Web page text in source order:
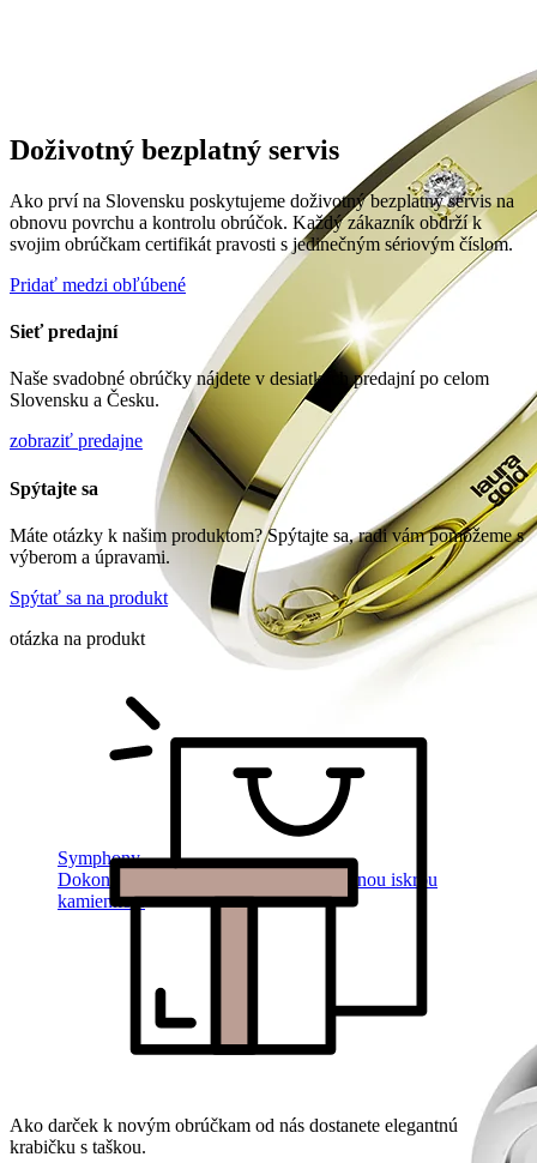
Symphony
Dokonalý lesk tradičného zlata s decentnou iskrou
kamienkov.
Doživotný bezplatný servis
Ako prví na Slovensku poskytujeme doživotný bezplatný servis na
obnovu povrchu a kontrolu obrúčok. Každý zákazník obdrží k
svojim obrúčkam certifikát pravosti s jedinečným sériovým číslom.
Pridať medzi obľúbené
Sieť predajní
Naše svadobné obrúčky nájdete v desiatkach predajní po celom
Slovensku a Česku.
zobraziť predajne
Spýtajte sa
Máte otázky k našim produktom? Spýtajte sa, radi vám pomôžeme s
výberom a úpravami.
Spýtať sa na produkt
otázka na produkt
Ako darček k novým obrúčkam od nás dostanete elegantnú
krabičku s taškou.